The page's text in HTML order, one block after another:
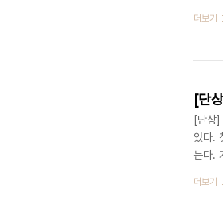
난을
었습
더보기
[단
[단상]
있다.
는다.
를
더보기